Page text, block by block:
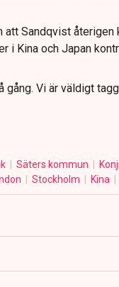
Sandqvist återigen
i Kina och Japan
gång. Vi är väldigt
Säters kommun
Stockholm Kina